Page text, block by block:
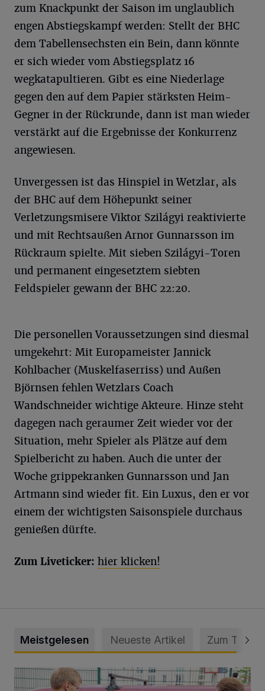
zum Knackpunkt der Saison im unglaublich
engen Abstiegskampf werden: Stellt der BHC
dem Tabellensechsten ein Bein, dann könnte
er sich wieder vom Abstiegsplatz 16
wegkatapultieren. Gibt es eine Niederlage
gegen den auf dem Papier stärksten Heim-
Gegner in der Rückrunde, dann ist man wieder
verstärkt auf die Ergebnisse der Konkurrenz
angewiesen.
Unvergessen ist das Hinspiel in Wetzlar, als
der BHC auf dem Höhepunkt seiner
Verletzungsmisere Viktor Szilágyi reaktivierte
und mit Rechtsaußen Arnor Gunnarsson im
Rückraum spielte. Mit sieben Szilágyi-Toren
und permanent eingesetztem siebten
Feldspieler gewann der BHC 22:20.
Die personellen Voraussetzungen sind diesmal
umgekehrt: Mit Europameister Jannick
Kohlbacher (Muskelfaserriss) und Außen
Björnsen fehlen Wetzlars Coach
Wandschneider wichtige Akteure. Hinze steht
dagegen nach geraumer Zeit wieder vor der
Situation, mehr Spieler als Plätze auf dem
Spielbericht zu haben. Auch die unter der
Woche grippekranken Gunnarsson und Jan
Artmann sind wieder fit. Ein Luxus, den er vor
einem der wichtigsten Saisonspiele durchaus
genießen dürfte.
Zum Liveticker: hier klicken!
Meistgelesen Neueste Artikel Zum Thema
Feuerwehr befreit Kind aus verschlossenem VW Bulli